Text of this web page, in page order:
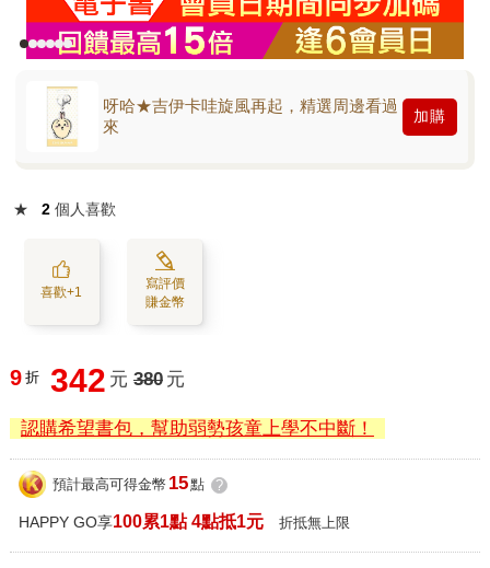
呀哈★吉伊卡哇旋風再起，精選周邊看過
來
加購
★ 2 個人喜歡
喜歡+1
寫評價
賺金幣
9 折 342 元 380 元
認購希望書包，幫助弱勢孩童上學不中斷！
預計最高可得金幣 15點 ?
HAPPY GO享100累1點 4點抵1元 折抵無上限